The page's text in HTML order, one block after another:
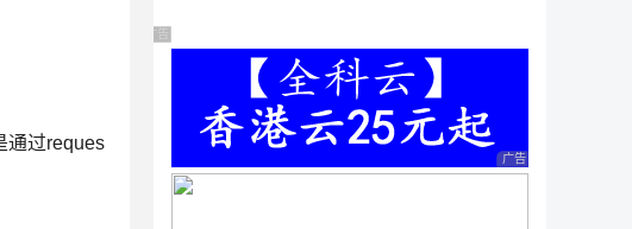
通过reques
广告 商业广告，理性选择
广告 商业广告，理性